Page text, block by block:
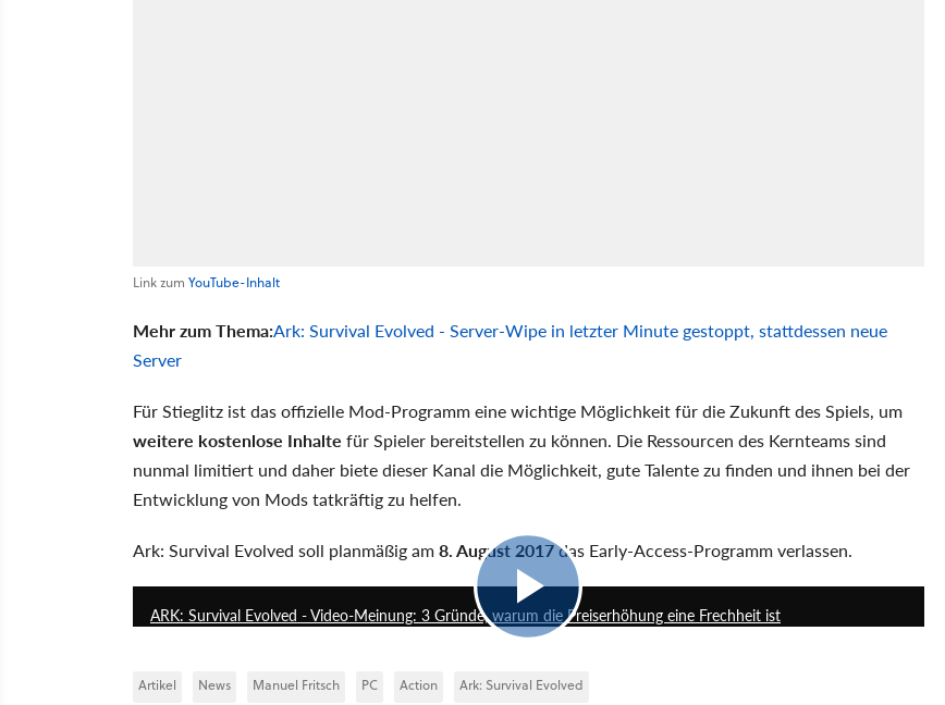
Link zum YouTube-Inhalt
Mehr zum Thema:Ark: Survival Evolved - Server-Wipe in letzter Minute gestoppt, stattdessen neue
Server
Für Stieglitz ist das offizielle Mod-Programm eine wichtige Möglichkeit für die Zukunft des Spiels, um
weitere kostenlose Inhalte für Spieler bereitstellen zu können. Die Ressourcen des Kernteams sind
nunmal limitiert und daher biete dieser Kanal die Möglichkeit, gute Talente zu finden und ihnen bei der
Entwicklung von Mods tatkräftig zu helfen.
Ark: Survival Evolved soll planmäßig am8. August 2017das Early-Access-Programm verlassen.
ARK: Survival Evolved - Video-Meinung: 3 Gründe, warum die Preiserhöhung eine Frechheit ist
Artikel News Manuel Fritsch PC Action Ark: Survival Evolved